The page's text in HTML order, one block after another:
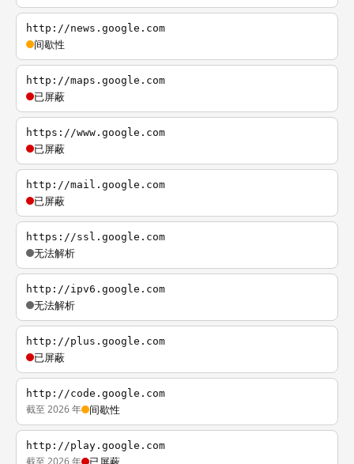
http://news.google.com
间歇性
http://maps.google.com
已屏蔽
https://www.google.com
已屏蔽
http://mail.google.com
已屏蔽
https://ssl.google.com
无法解析
http://ipv6.google.com
无法解析
http://plus.google.com
已屏蔽
http://code.google.com
截至 2026 年 间歇性
http://play.google.com
截至 2026 年